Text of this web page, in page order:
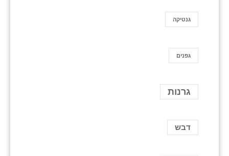
גנטיקה
גפנים
גרנות
דבש